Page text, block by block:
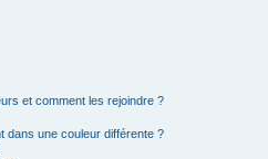
et comment les rejoindre ?
dans une couleur différente ?